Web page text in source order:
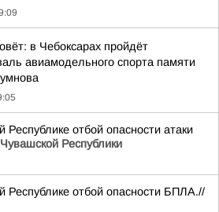
в Чебоксарах пройдёт
авиамодельного спорта памяти
отбой опасности атаки
Республики
Республике отбой опасности БПЛА.//